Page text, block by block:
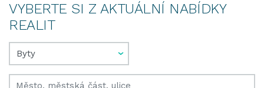
VYBERTE SI Z AKTUÁLNÍ NABÍDKY
REALIT